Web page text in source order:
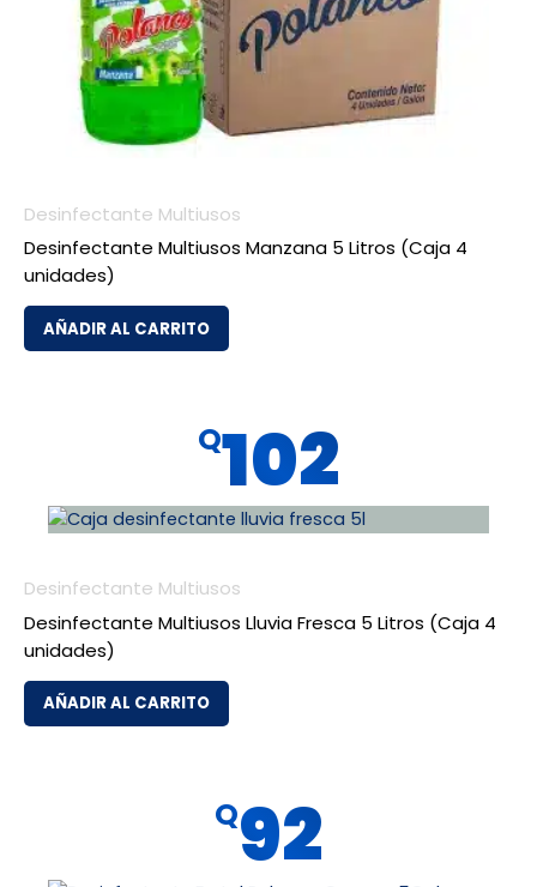
Desinfectante Multiusos
Desinfectante Multiusos Manzana 5 Litros (Caja 4
unidades)
AÑADIR AL CARRITO
Desinfectante Multiusos
Desinfectante Multiusos Lluvia Fresca 5 Litros (Caja 4
unidades)
Q102
AÑADIR AL CARRITO
Q92